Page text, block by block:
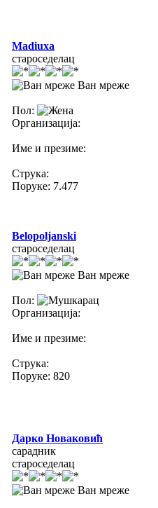
Madiuxa
староседелац
Ван мреже
Пол:
Организација:
Име и презиме:
Струка:
Поруке: 7.477
Belopoljanski
староседелац
Ван мреже
Пол:
Организација:
Име и презиме:
Струка:
Поруке: 820
Дарко Новаковић
сарадник
староседелац
Ван мреже